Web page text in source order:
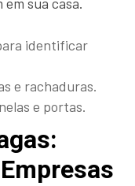
identificar
e rachaduras.
e portas.